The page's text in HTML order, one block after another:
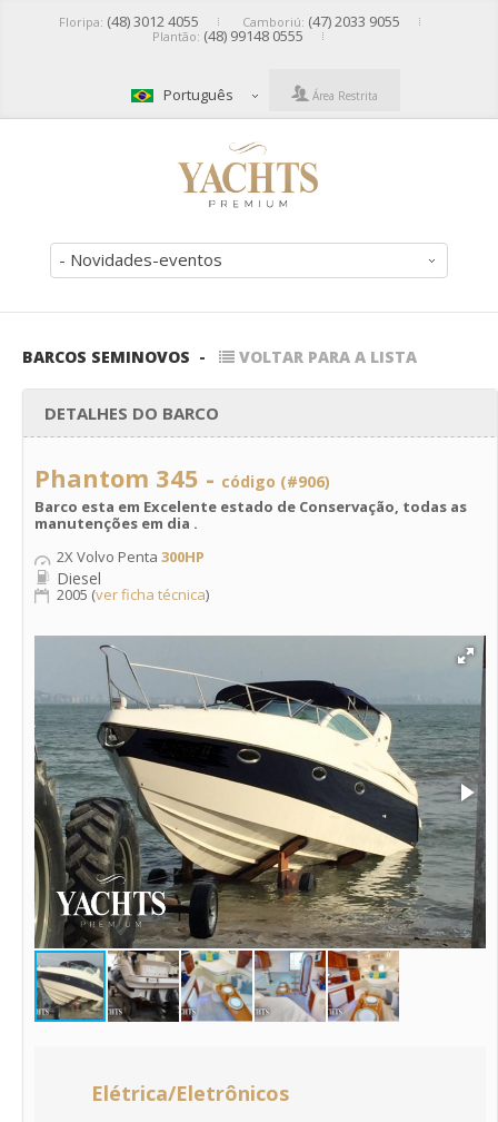
Floripa: (48) 3012 4055 Camboriú: (47) 2033 9055
Plantão: (48) 99148 0555
Português Área Restrita
- Novidades-eventos
BARCOS SEMINOVOS - VOLTAR PARA A LISTA
DETALHES DO BARCO
Phantom 345 - código (#906)
Barco esta em Excelente estado de Conservação, todas as
manutenções em dia .
2X Volvo Penta 300HP
Diesel
2005 (ver ficha técnica)
Elétrica/Eletrônicos